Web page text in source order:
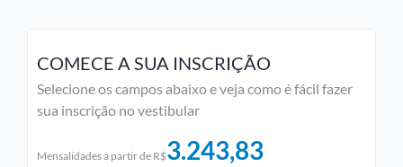
COMECE A SUA INSCRIÇÃO
Selecione os campos abaixo e veja como é fácil fazer
sua inscrição no vestibular
Mensalidades a partir de R$3.243,83